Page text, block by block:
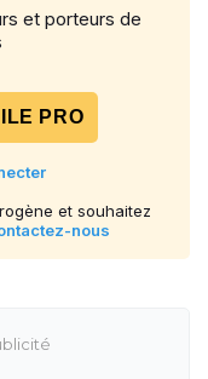
et porteurs de
PRO
et souhaitez
nous